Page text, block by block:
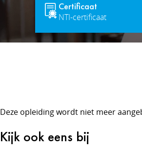
Certificaat
NTI-certificaat
Deze opleiding wordt niet meer
Kijk ook eens bij